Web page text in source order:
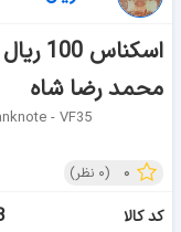
محمد رضا شاه
- VF35
۰ (۰ نظر)
کد کالا